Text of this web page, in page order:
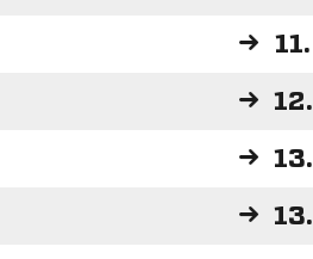
11.
12.
13.
13.